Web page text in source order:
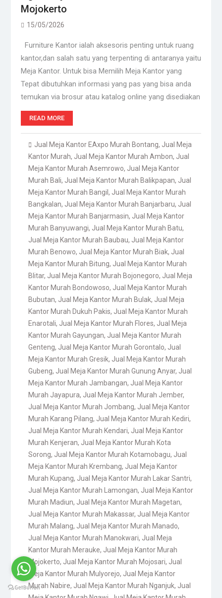
Mojokerto
15/05/2026
Furniture Kantor ialah aksesoris penting untuk ruang
kantor,dan salah satu yang terpenting di antaranya yaitu
Meja Kantor. Untuk bisa Memilih Meja Kantor yang
Tepat dibutuhkan informasi yang pas yang bisa anda
temukan via brosur atau katalog online yang disediakan
READ MORE
Jual Meja Kantor EAxpo Murah Bontang, Jual Meja
Kantor Murah, Jual Meja Kantor Murah Ambon, Jual
Meja Kantor Murah Asemrowo, Jual Meja Kantor
Murah Bali, Jual Meja Kantor Murah Balikpapan, Jual
Meja Kantor Murah Bangil , Jual Meja Kantor Murah
Bangkalan, Jual Meja Kantor Murah Banjarbaru, Jual
Meja Kantor Murah Banjarmasin, Jual Meja Kantor
Murah Banyuwangi, Jual Meja Kantor Murah Batu,
Jual Meja Kantor Murah Baubau, Jual Meja Kantor
Murah Benowo, Jual Meja Kantor Murah Biak, Jual
Meja Kantor Murah Bitung, Jual Meja Kantor Murah
Blitar, Jual Meja Kantor Murah Bojonegoro, Jual Meja
Kantor Murah Bondowoso, Jual Meja Kantor Murah
Bubutan, Jual Meja Kantor Murah Bulak, Jual Meja
Kantor Murah Dukuh Pakis, Jual Meja Kantor Murah
Enarotali, Jual Meja Kantor Murah Flores, Jual Meja
Kantor Murah Gayungan, Jual Meja Kantor Murah
Genteng, Jual Meja Kantor Murah Gorontalo, Jual
Meja Kantor Murah Gresik, Jual Meja Kantor Murah
Gubeng, Jual Meja Kantor Murah Gunung Anyar, Jual
Meja Kantor Murah Jambangan, Jual Meja Kantor
Murah Jayapura, Jual Meja Kantor Murah Jember,
Jual Meja Kantor Murah Jombang, Jual Meja Kantor
Murah Karang Pilang, Jual Meja Kantor Murah Kediri,
Jual Meja Kantor Murah Kendari, Jual Meja Kantor
Murah Kenjeran, Jual Meja Kantor Murah Kota
Sorong, Jual Meja Kantor Murah Kotamobagu, Jual
Meja Kantor Murah Krembang, Jual Meja Kantor
Murah Kupang, Jual Meja Kantor Murah Lakar Santri,
Jual Meja Kantor Murah Lamongan, Jual Meja Kantor
Murah Madiun, Jual Meja Kantor Murah Magetan,
Jual Meja Kantor Murah Makassar, Jual Meja Kantor
Murah Malang, Jual Meja Kantor Murah Manado,
Jual Meja Kantor Murah Manokwari, Jual Meja
Kantor Murah Merauke, Jual Meja Kantor Murah
Mojokerto, Jual Meja Kantor Murah Mojosari, Jual
Meja Kantor Murah Mulyorejo, Jual Meja Kantor
Murah Nabire, Jual Meja Kantor Murah Nganjuk, Jual